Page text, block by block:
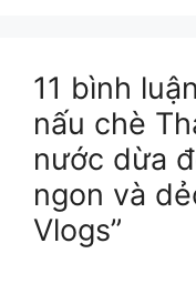
11 bình
nấu chè
nước dừa
ngon và
Vlogs”